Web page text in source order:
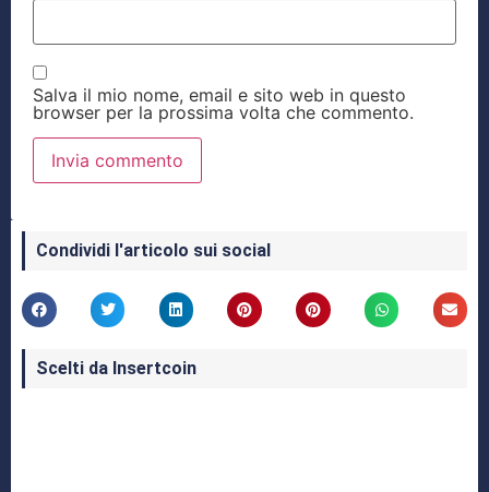
Salva il mio nome, email e sito web in questo
browser per la prossima volta che commento.
Condividi l'articolo sui social
Scelti da Insertcoin